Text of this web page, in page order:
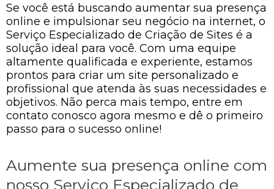
Se você está buscando aumentar sua presença
online e impulsionar seu negócio na internet, o
Serviço Especializado de Criação de Sites é a
solução ideal para você. Com uma equipe
altamente qualificada e experiente, estamos
prontos para criar um site personalizado e
profissional que atenda às suas necessidades e
objetivos. Não perca mais tempo, entre em
contato conosco agora mesmo e dê o primeiro
passo para o sucesso online!
Aumente sua presença online com
nosso Serviço Especializado de